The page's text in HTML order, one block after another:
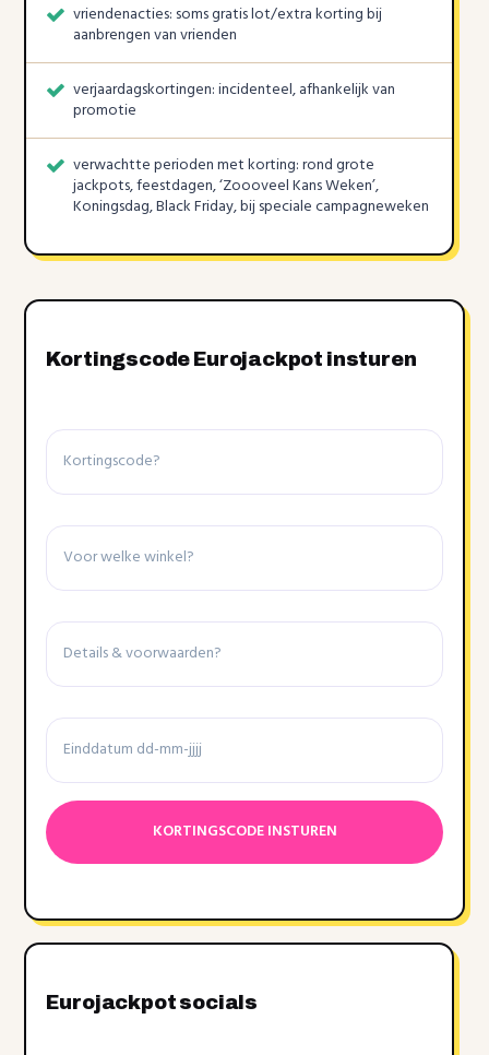
vriendenacties: soms gratis lot/extra korting bij
aanbrengen van vrienden
verjaardagskortingen: incidenteel, afhankelijk van
promotie
verwachtte perioden met korting: rond grote
jackpots, feestdagen, ‘Zoooveel Kans Weken’,
Koningsdag, Black Friday, bij speciale campagneweken
Kortingscode Eurojackpot insturen
Kortingscode
Winkel
Details
voorwaarden
Einddatum
Datumnotatie:DD
dash
MM
dash
Eurojackpot socials